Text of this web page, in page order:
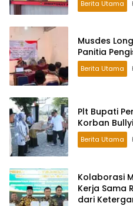
Berita Utama
Musdes
Panitia
Berita Utama
Plt Bupati
Korban
Berita Utama
Kolaborasi
Kerja Sama
dari